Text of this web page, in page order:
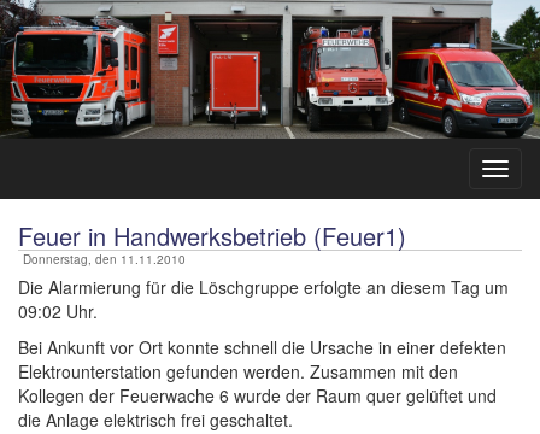
Feuer in Handwerksbetrieb (Feuer1)
Donnerstag, den 11.11.2010
Die Alarmierung für die Löschgruppe erfolgte an diesem Tag um
09:02 Uhr.
Bei Ankunft vor Ort konnte schnell die Ursache in einer defekten
Elektrounterstation gefunden werden. Zusammen mit den
Kollegen der Feuerwache 6 wurde der Raum quer gelüftet und
die Anlage elektrisch frei geschaltet.